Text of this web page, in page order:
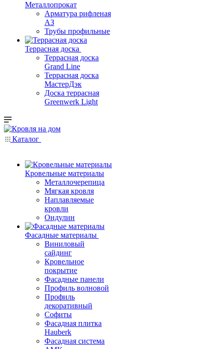
Металлопрокат
Арматура рифленая
АЗ
Трубы профильные
Террасная доска
Террасная доска
Grand Line
Террасная доска
МастерДэк
Доска террасная
Greenwerk Light
Каталог
Кровельные материалы
Металлочерепица
Мягкая кровля
Наплавляемые
кровли
Ондулин
Фасадные материалы
Виниловый
сайдинг
Кровельное
покрытие
Фасадные панели
Профиль волновой
Профиль
декоративный
Софиты
Фасадная плитка
Hauberk
Фасадная система